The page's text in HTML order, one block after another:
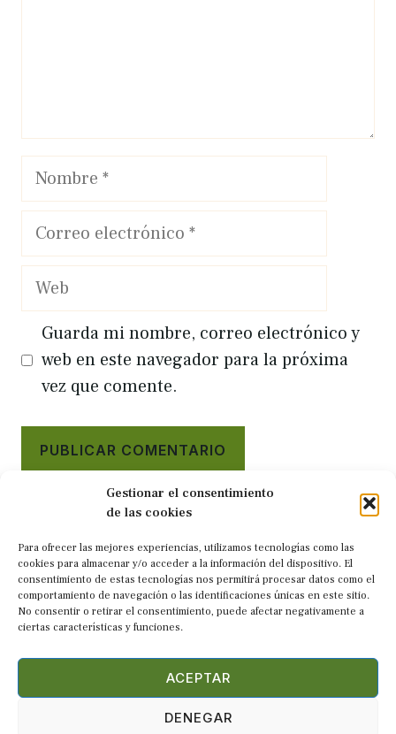
Gestionar el consentimiento
de las cookies
Para ofrecer las mejores experiencias, utilizamos tecnologías como las
cookies para almacenar y/o acceder a la información del dispositivo. El
consentimiento de estas tecnologías nos permitirá procesar datos como el
comportamiento de navegación o las identificaciones únicas en este sitio.
No consentir o retirar el consentimiento, puede afectar negativamente a
ciertas características y funciones.
ACEPTAR
DENEGAR
Nombre
Correo
Web
Guarda mi nombre, correo electrónico y
web en este navegador para la próxima
vez que comente.
Rutas de senderismo por Galicia